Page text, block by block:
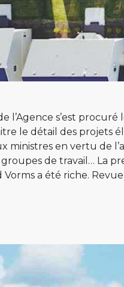
l’Agence s’est
le détail des projets
ministres en vertu de
de travail… La
a été riche.